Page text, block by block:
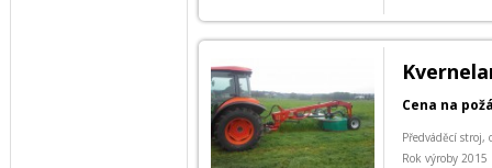
Cena na
Předváděcí stroj,
Rok výroby 2015